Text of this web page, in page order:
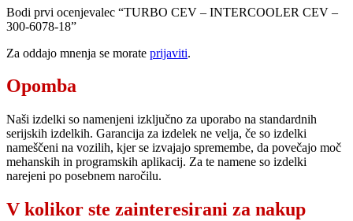
Bodi prvi ocenjevalec “TURBO CEV – INTERCOOLER CEV –
300-6078-18”
Za oddajo mnenja se morate prijaviti.
Opomba
Naši izdelki so namenjeni izključno za uporabo na standardnih
serijskih izdelkih. Garancija za izdelek ne velja, če so izdelki
nameščeni na vozilih, kjer se izvajajo spremembe, da povečajo moč
mehanskih in programskih aplikacij. Za te namene so izdelki
narejeni po posebnem naročilu.
V kolikor ste zainteresirani za nakup